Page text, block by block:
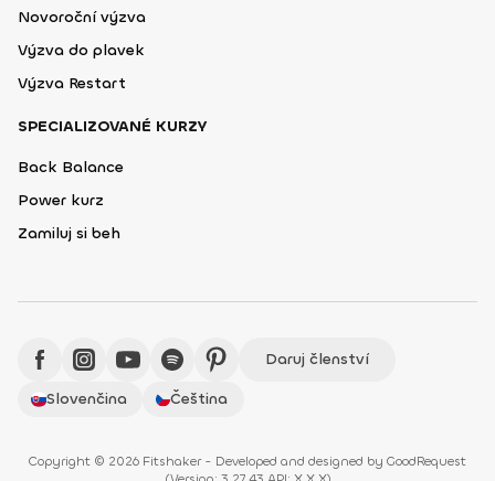
Novoroční výzva
Výzva do plavek
Výzva Restart
SPECIALIZOVANÉ KURZY
Back Balance
Power kurz
Zamiluj si beh
Daruj členství
Slovenčina
Čeština
Copyright © 2026 Fitshaker - Developed and designed by GoodRequest